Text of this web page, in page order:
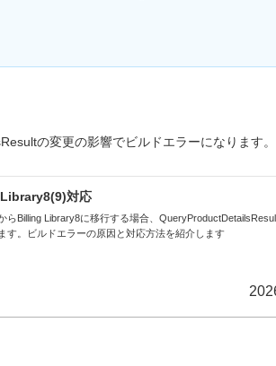
の変更の影響でビルドエラーになります。
対応
らBilling Library8に移行する場合、
す。ビルドエラーの原因と対応方法を紹介します